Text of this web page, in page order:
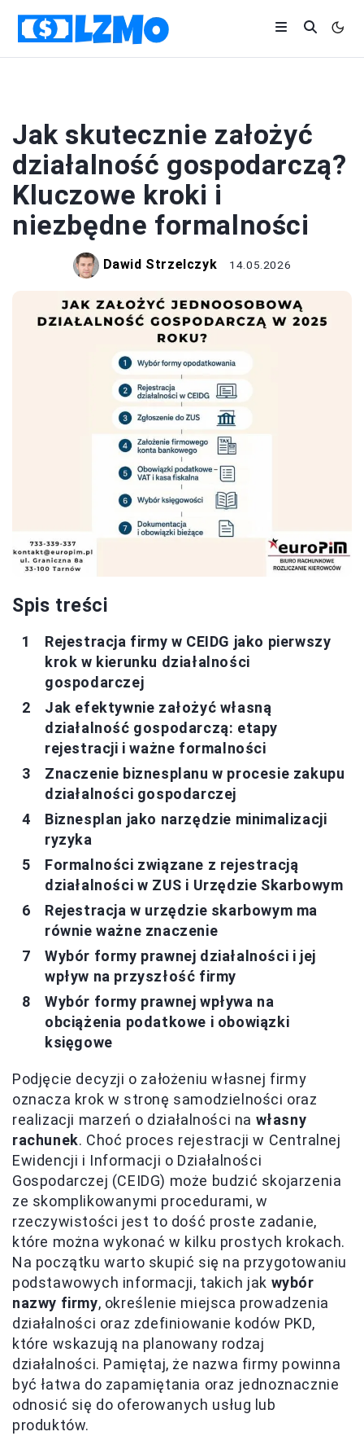
Jak skutecznie założyć
działalność gospodarczą?
Kluczowe kroki i
niezbędne formalności
Dawid Strzelczyk 14.05.2026
Spis treści
Rejestracja firmy w CEIDG jako pierwszy
krok w kierunku działalności
gospodarczej
Jak efektywnie założyć własną
działalność gospodarczą: etapy
rejestracji i ważne formalności
Znaczenie biznesplanu w procesie zakupu
działalności gospodarczej
Biznesplan jako narzędzie minimalizacji
ryzyka
Formalności związane z rejestracją
działalności w ZUS i Urzędzie Skarbowym
Rejestracja w urzędzie skarbowym ma
równie ważne znaczenie
Wybór formy prawnej działalności i jej
wpływ na przyszłość firmy
Wybór formy prawnej wpływa na
obciążenia podatkowe i obowiązki
księgowe
Podjęcie decyzji o założeniu własnej firmy
oznacza krok w stronę samodzielności oraz
realizacji marzeń o działalności na własny
rachunek. Choć proces rejestracji w Centralnej
Ewidencji i Informacji o Działalności
Gospodarczej (CEIDG) może budzić skojarzenia
ze skomplikowanymi procedurami, w
rzeczywistości jest to dość proste zadanie,
które można wykonać w kilku prostych krokach.
Na początku warto skupić się na przygotowaniu
podstawowych informacji, takich jak wybór
nazwy firmy, określenie miejsca prowadzenia
działalności oraz zdefiniowanie kodów PKD,
które wskazują na planowany rodzaj
działalności. Pamiętaj, że nazwa firmy powinna
być łatwa do zapamiętania oraz jednoznacznie
odnosić się do oferowanych usług lub
produktów.